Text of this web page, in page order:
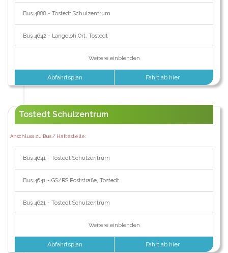
Bus 4888 - Tostedt Schulzentrum
Bus 4642 - Langeloh Ort, Tostedt
Weitere einblenden
Abfahrtsplan Fahrt ab hier
Tostedt Schulzentrum
Anschluss zu Bus / Haltestelle:
Bus 4641 - Tostedt Schulzentrum
Bus 4641 - GS/RS Poststraße, Tostedt
Bus 4621 - Tostedt Schulzentrum
Weitere einblenden
Abfahrtsplan Fahrt ab hier